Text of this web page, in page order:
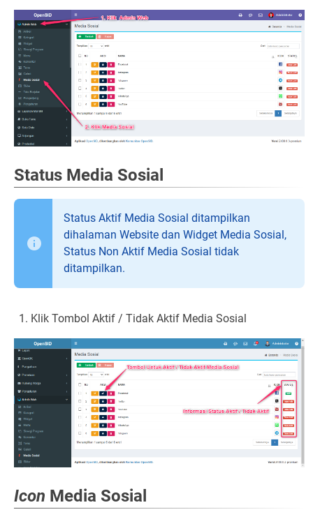
Status Media Sosial
Status Aktif Media Sosial ditampilkan
dihalaman Website dan Widget Media Sosial,
Status Non Aktif Media Sosial tidak
ditampilkan.
Klik Tombol Aktif / Tidak Aktif Media Sosial
Icon Media Sosial